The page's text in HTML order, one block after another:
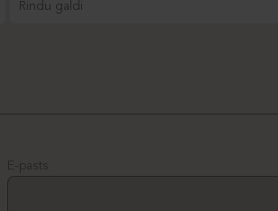
Rindu galdi
E-pasts